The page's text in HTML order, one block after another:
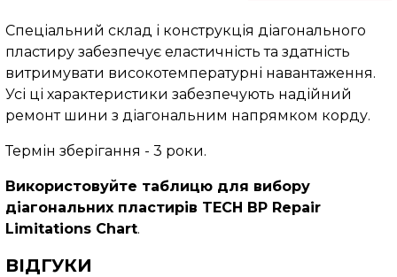
Спеціальний склад і конструкція діагонального
пластиру забезпечує еластичність та здатність
витримувати високотемпературні навантаження.
Усі ці характеристики забезпечують надійний
ремонт шини з діагональним напрямком корду.
Термін зберігання - 3 роки.
Використовуйте таблицю для вибору
діагональних пластирів TECH BP Repair
Limitations Chart.
ВІДГУКИ